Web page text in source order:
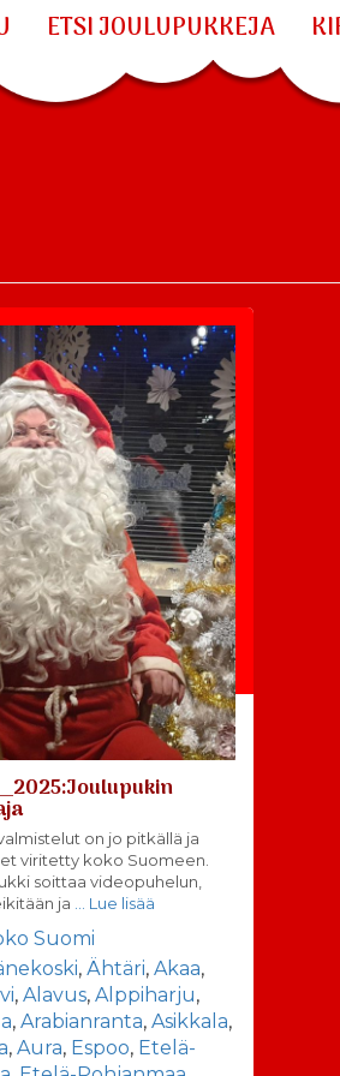
ETSI JOULUPUKKEJA
on jo pitkällä ja
viritetty koko Suomeen.
soittaa videopuhelun,
ja … Lue lisää
Suomi
,Ähtäri,Akaa,
,Alavus,Alppiharju,
,Arabianranta,Asikkala,
,Aura, Espoo, Etelä-